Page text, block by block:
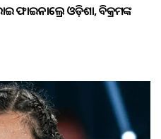
ଫାଇନାଲ୍ରେ ଓଡ଼ିଶା, ବିକ୍ରମଙ୍କ